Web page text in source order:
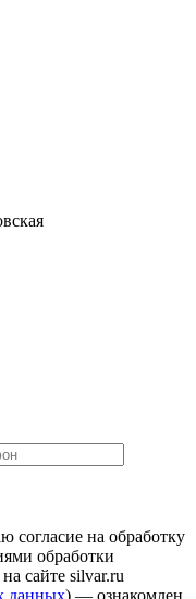
согласие на обработку
обработки
сайте silvar.ru
данных) — ознакомлен